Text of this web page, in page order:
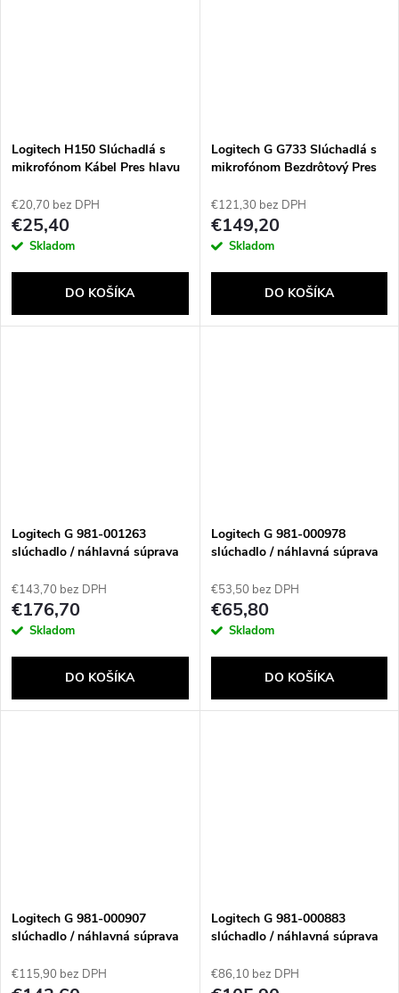
Logitech H150 Slúchadlá s
mikrofónom Kábel Pres hlavu
Čierna
€20,70 bez DPH
€25,40
Skladom
DO KOŠÍKA
Logitech G G733 Slúchadlá s
mikrofónom Bezdrôtový Pres
€121,30 bez DPH
€149,20
Skladom
DO KOŠÍKA
Logitech G 981-001263
slúchadlo / náhlavná súprava
Bezdrôtový Pres hlavu Hranie
Bluetooth Čierna
€143,70 bez DPH
€176,70
Skladom
DO KOŠÍKA
Logitech G 981-000978
slúchadlo / náhlavná súprava
Pres hlavu Hranie Čierna
€53,50 bez DPH
€65,80
Skladom
DO KOŠÍKA
Logitech G 981-000907
slúchadlo / náhlavná súprava
Bezdrôtový Pres hlavu Hranie
€115,90 bez DPH
Logitech G 981-000883
slúchadlo / náhlavná súprava
Bezdrôtový Pres hlavu Hranie
€86,10 bez DPH
Send